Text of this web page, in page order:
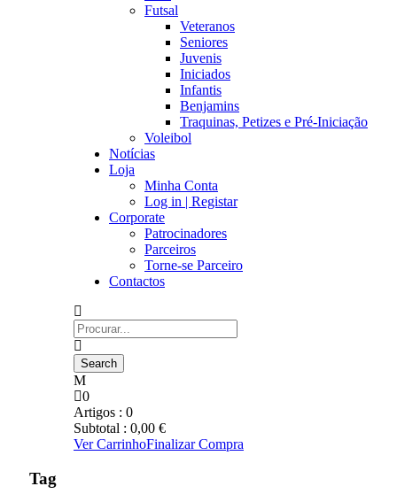
Futsal
Veteranos
Seniores
Juvenis
Iniciados
Infantis
Benjamins
Traquinas, Petizes e Pré-Iniciação
Voleibol
Notícias
Loja
Minha Conta
Log in | Registar
Corporate
Patrocinadores
Parceiros
Torne-se Parceiro
Contactos
0
Artigos : 0
Subtotal : 0,00 €
Ver CarrinhoFinalizar Compra
Tag